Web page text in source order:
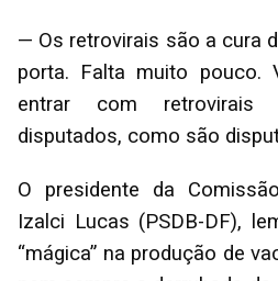
— Os retrovirais são a cura
porta. Falta muito pouco.
entrar com retrovirais
disputados, como são
O presidente da
Izalci Lucas (PSDB-DF),
“mágica” na produção de